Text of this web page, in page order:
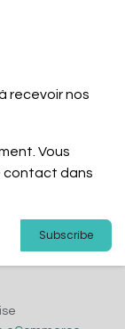
recevoir nos
Vous
contact dans
Subscribe